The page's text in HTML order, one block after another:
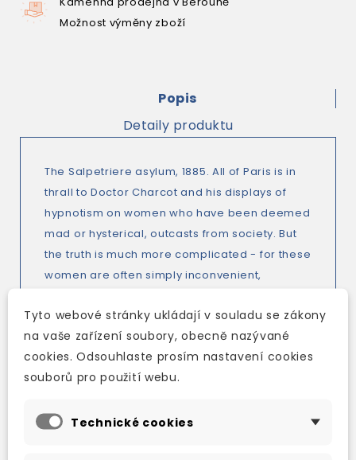
Možnost výměny zboží
Popis
Detaily produktu
The Salpetriere asylum, 1885. All of Paris is in
thrall to Doctor Charcot and his displays of
hypnotism on women who have been deemed
mad or hysterical, outcasts from society. But
the truth is much more complicated - for these
women are often simply inconvenient,
Once a year a grand ball is held at the
hospital. For the Parisian elite, the Mad
Women's Ball is the highlight of the social
season; for the women themselves, it is a rare
Tyto webové stránky ukládají v souladu se zákony
na vaše zařízení soubory, obecně nazývané
cookies. Odsouhlaste prosím nastavení cookies
souborů pro použití webu.
Technické cookies